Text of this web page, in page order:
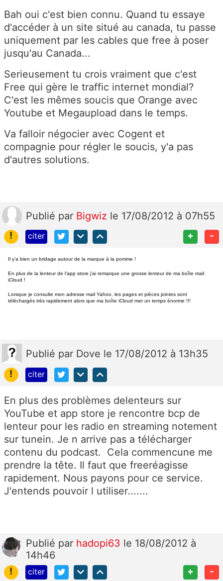
Bah oui c'est bien connu. Quand tu essaye
d'accéder à un site situé au canada, tu passe
uniquement par les cables que free à poser
jusqu'au Canada...
Serieusement tu crois vraiment que c'est
Free qui gère le traffic internet mondial?
C'est les mêmes soucis que Orange avec
Youtube et Megaupload dans le temps.
Va falloir négocier avec Cogent et
compagnie pour régler le soucis, y'a pas
d'autres solutions.
Publié par Bigwiz le 17/08/2012 à 07h55
!
citer + -
Il y'a bien un bridage autour de la marque à la pomme !
En plus de la lenteur de l'app store j'ai remarque une grosse lenteur de ma boîte mail
iCloud !
Lorsque je consulte mon adresse mail Yahoo, les pages et pièces jointes sont
téléchargés très rapidement alors que ma boîte iCloud met un temps énorme !!!
Publié par Dove le 17/08/2012 à 13h35
!
citer
En plus des problèmes delenteurs sur
YouTube et app store je rencontre bcp de
lenteur pour les radio en streaming notement
sur tunein. Je n arrive pas a télécharger
contenu du podcast. Cela commencune me
prendre la tête. Il faut que freeréagisse
rapidement. Nous payons pour ce service.
J'entends pouvoir l utiliser.......
Publié par hadopi63 le 18/08/2012 à
14h46
!
citer + -